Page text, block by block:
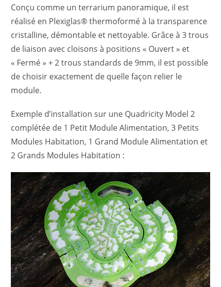
Conçu comme un terrarium panoramique, il est
réalisé en Plexiglas® thermoformé à la transparence
cristalline, démontable et nettoyable. Grâce à 3 trous
de liaison avec cloisons à positions « Ouvert » et
« Fermé » + 2 trous standards de 9mm, il est possible
de choisir exactement de quelle façon relier le
module.
Exemple d’installation sur une Quadricity Model 2
complétée de 1 Petit Module Alimentation, 3 Petits
Modules Habitation, 1 Grand Module Alimentation et
2 Grands Modules Habitation :